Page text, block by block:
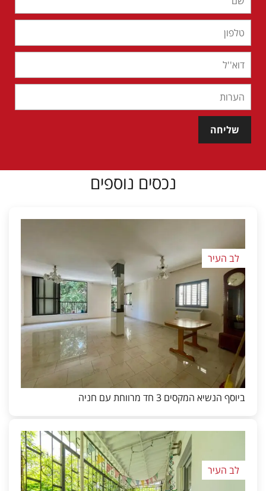
שליחה
נכסים נוספים
לב העיר
ביוסף הנשיא המקסים 3 חד מרווחת עם חניה
לב העיר